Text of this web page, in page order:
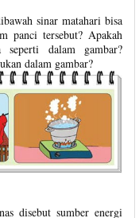
sinar matahari bisa
panci tersebut? Apakah
seperti dalam gambar?
dalam gambar?
disebut sumber energi